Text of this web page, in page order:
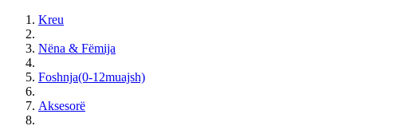
Kreu
Nëna & Fëmija
Foshnja(0-12muajsh)
Aksesorë